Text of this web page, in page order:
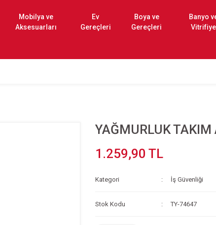
Mobilya ve
Aksesuarları
Ev
Gereçleri
Boya ve
Gereçleri
Banyo
Vitrifiye
YAĞMURLUK TAKIM
1.259,90 TL
Kategori İş Güvenliği
Stok Kodu TY-74647